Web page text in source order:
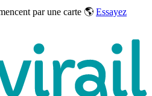
par une carte 🌎 Essayez